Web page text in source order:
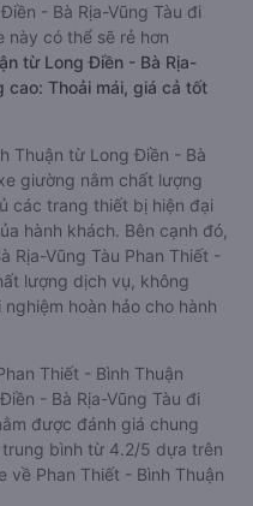
- Bà Rịa-Vũng Tàu đi
này có thể sẽ rẻ hơn
từ Long Điền - Bà Rịa-
cao: Thoải mái, giá cả tốt
Thuận từ Long Điền - Bà
giường nằm chất lượng
các trang thiết bị hiện đại
hành khách. Bên cạnh đó,
Rịa-Vũng Tàu Phan Thiết -
lượng dịch vụ, không
hoàn hảo cho hành
Thiết - Bình Thuận
- Bà Rịa-Vũng Tàu đi
được đánh giá chung
bình từ 4.2/5 dựa trên
về Phan Thiết - Bình Thuận